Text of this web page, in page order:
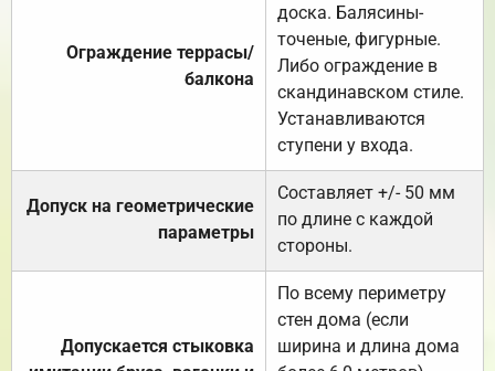
Ограждение террасы/
балкона
доска. Балясины-
точеные, фигурные.
Либо ограждение в
скандинавском стиле.
Устанавливаются
ступени у входа.
Допуск на геометрические
параметры
Составляет +/- 50 мм
по длине с каждой
стороны.
Допускается стыковка
По всему периметру
стен дома (если
ширина и длина дома